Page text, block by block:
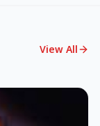
View All